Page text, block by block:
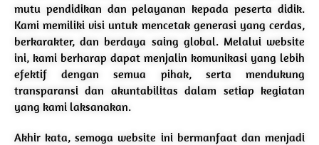
mutu pendidikan dan pelayanan kepada peserta didik.
Kami memiliki visi untuk mencetak generasi yang cerdas,
berkarakter, dan berdaya saing global. Melalui website
ini, kami berharap dapat menjalin komunikasi yang lebih
efektif dengan semua pihak, serta mendukung
transparansi dan akuntabilitas dalam setiap kegiatan
yang kami laksanakan.
Akhir kata, semoga website ini bermanfaat dan menjadi